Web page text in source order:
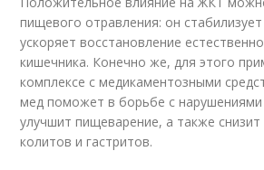
пищевого отравления: он
ускоряет восстановление
кишечника. Конечно же, для этого
комплексе с медикаментозными
мед поможет в борьбе с нарушениями
улучшит пищеварение, а также снизит
колитов и гастритов.